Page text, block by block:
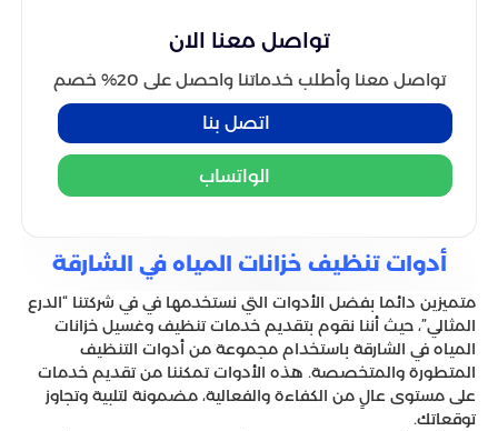
تواصل معنا الان
تواصل معنا وأطلب خدماتنا واحصل على 20% خصم
اتصل بنا
الواتساب
أدوات تنظيف خزانات المياه في الشارقة
متميزين دائما بفضل الأدوات التي نستخدمها في في شركتنا “الدرع
المثالي”، حيث أننا نقوم بتقديم خدمات تنظيف وغسيل خزانات
المياه في الشارقة باستخدام مجموعة من أدوات التنظيف
المتطورة والمتخصصة. هذه الأدوات تمكننا من تقديم خدمات
على مستوى عالٍ من الكفاءة والفعالية، مضمونة لتلبية وتجاوز
توقعاتك.